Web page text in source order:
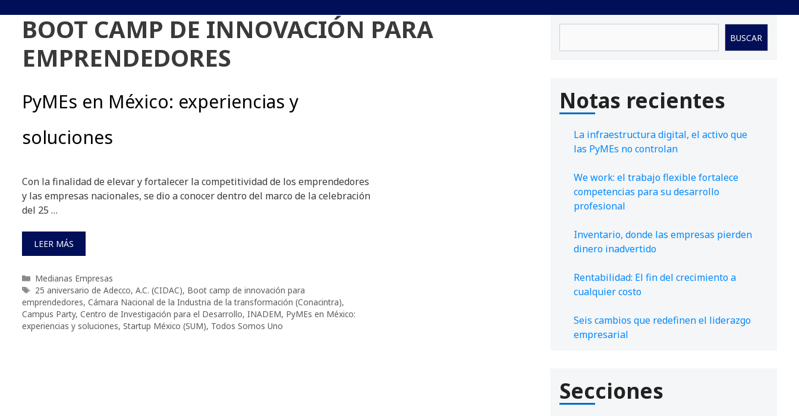
BOOT CAMP DE INNOVACIÓN PARA
EMPRENDEDORES
PyMEs en México: experiencias y
soluciones
Con la finalidad de elevar y fortalecer la competitividad de los emprendedores
y las empresas nacionales, se dio a conocer dentro del marco de la celebración
del 25 …
LEER MÁS
Categorías
Medianas Empresas
Etiquetas
25 aniversario de Adecco, A.C. (CIDAC), Boot camp de innovación para
emprendedores, Cámara Nacional de la Industria de la transformación (Conacintra),
Campus Party, Centro de Investigación para el Desarrollo, INADEM, PyMEs en México:
experiencias y soluciones, Startup México (SUM), Todos Somos Uno
BUSCAR
Notas recientes
La infraestructura digital, el activo que
las PyMEs no controlan
We work: el trabajo flexible fortalece
competencias para su desarrollo
profesional
Inventario, donde las empresas pierden
dinero inadvertido
Rentabilidad: El fin del crecimiento a
cualquier costo
Seis cambios que redefinen el liderazgo
empresarial
Secciones